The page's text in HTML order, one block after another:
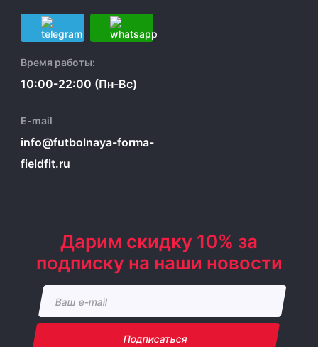
Время работы:
10:00-22:00 (Пн-Вс)
E-mail
info@futbolnaya-forma-
fieldfit.ru
Дарим скидку 10% за
подписку на наши новости
Подписаться